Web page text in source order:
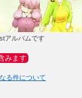
アルバムです
みます
る件について